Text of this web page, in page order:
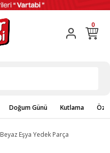
0
Doğum Günü Kutlama
Beyaz Eşya Yedek Parça